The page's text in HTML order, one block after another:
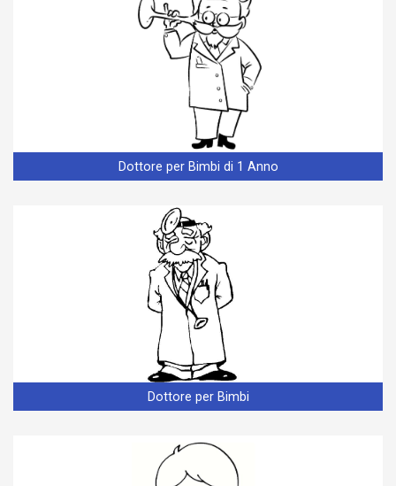
Dottore per Bimbi di 1 Anno
Dottore per Bimbi